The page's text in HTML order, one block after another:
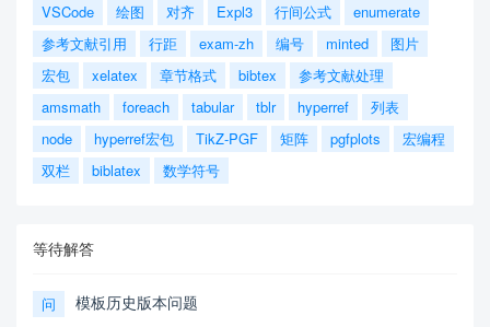
VSCode
绘图 对齐 Expl3 行间公式
enumerate
参考文献引用
行距 exam-zh 编号 minted
图片
宏包
xelatex 章节格式 bibtex
参考文献处理
amsmath
foreach tabular tblr hyperref
列表
node
hyperref宏包 TikZ-PGF 矩阵 pgfplots
宏编程
双栏
biblatex 数学符号
等待解答
问 模板历史版本问题